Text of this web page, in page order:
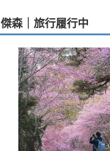
傑森｜旅行履行中